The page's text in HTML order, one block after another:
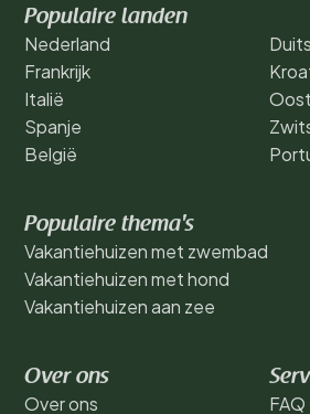
Populaire landen
Nederland
Frankrijk
Italië
Spanje
België
Populaire thema's
Vakantiehuizen met zwembad
Vakantiehuizen met hond
Vakantiehuizen aan zee
Over ons
Over ons FAQ